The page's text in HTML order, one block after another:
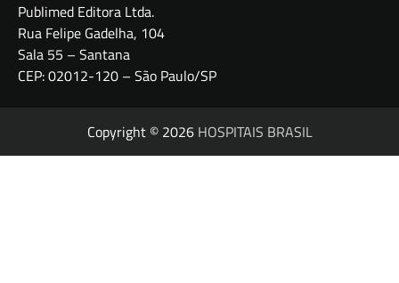
Publimed Editora Ltda.
Rua Felipe Gadelha, 104
Sala 55 – Santana
CEP: 02012-120 – São Paulo/SP
Copyright © 2026 HOSPITAIS BRASIL